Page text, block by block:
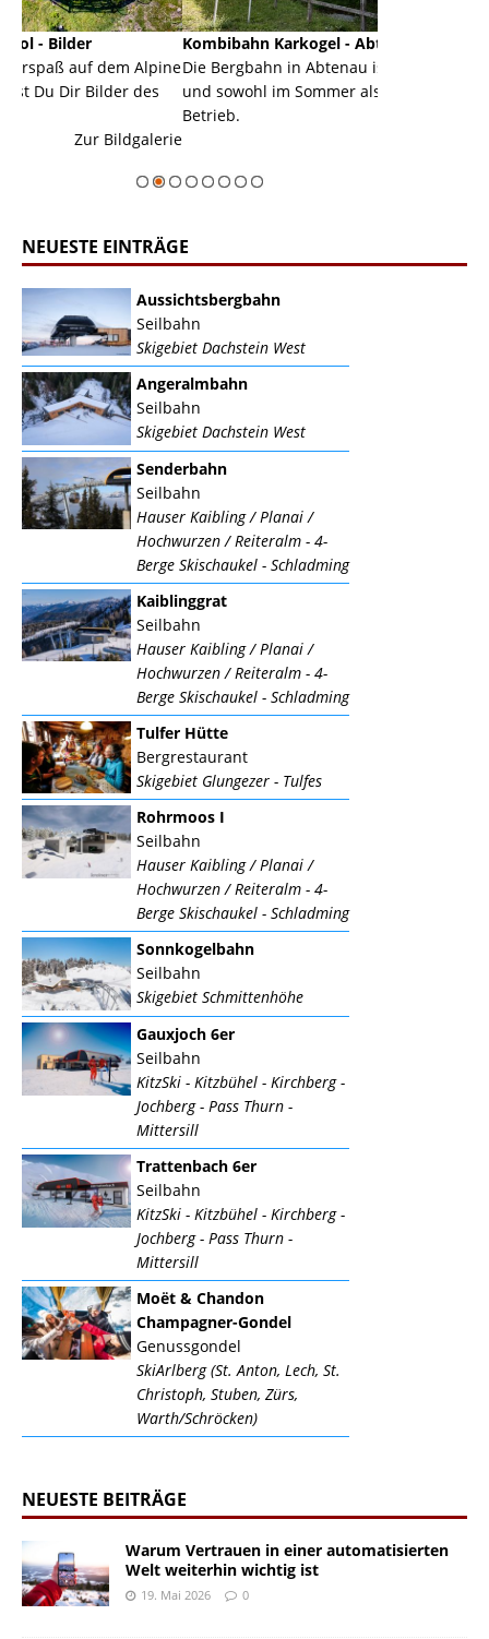
Alpine
des
Kombibahn Karkogel - Abtenau - Salzburg
Die Bergbahn in Abtenau ist eine Kombibahn
und sowohl im Sommer als auch im Winter in
NEUESTE EINTRÄGE
Aussichtsbergbahn
Seilbahn
Skigebiet Dachstein West
Angeralmbahn
Seilbahn
Skigebiet Dachstein West
Senderbahn
Seilbahn
Hauser Kaibling / Planai /
Hochwurzen / Reiteralm - 4-
Berge Skischaukel - Schladming
Kaiblinggrat
Seilbahn
Hauser Kaibling / Planai /
Hochwurzen / Reiteralm - 4-
Berge Skischaukel - Schladming
Tulfer Hütte
Bergrestaurant
Skigebiet Glungezer - Tulfes
Rohrmoos I
Seilbahn
Hauser Kaibling / Planai /
Hochwurzen / Reiteralm - 4-
Berge Skischaukel - Schladming
Sonnkogelbahn
Seilbahn
Skigebiet Schmittenhöhe
Gauxjoch 6er
Seilbahn
KitzSki - Kitzbühel - Kirchberg -
Jochberg - Pass Thurn -
Mittersill
Trattenbach 6er
Seilbahn
KitzSki - Kitzbühel - Kirchberg -
Jochberg - Pass Thurn -
Mittersill
Moët & Chandon
Champagner-Gondel
Genussgondel
SkiArlberg (St. Anton, Lech, St.
Christoph, Stuben, Zürs,
Warth/Schröcken)
NEUESTE BEITRÄGE
Warum Vertrauen in einer automatisierten
Welt weiterhin wichtig ist
19. Mai 2026 0